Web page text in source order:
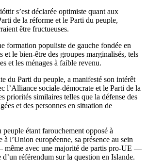
s’est déclarée optimiste quant aux
de la réforme et le Parti du peuple,
être fructueuses.
formation populiste de gauche fondée en
et le bien-être des groupes marginalisés, tels
et les ménages à faible revenu.
du Parti du peuple, a manifesté son intérêt
l’Alliance sociale-démocrate et le Parti de la
priorités similaires telles que la défense des
et des personnes en situation de
étant farouchement opposé à
à l’Union européenne, sa présence au sein
même avec une majorité de partis pro-UE —
référendum sur la question en Islande.